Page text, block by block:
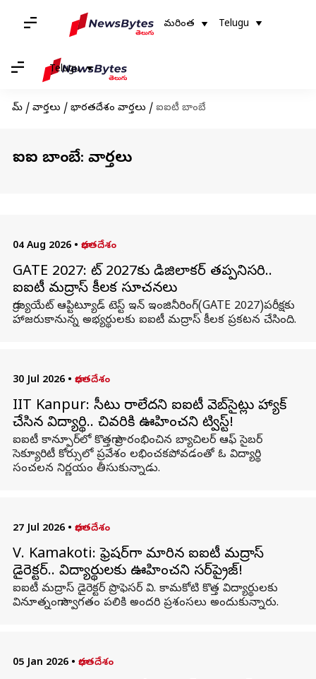
మరింత Telugu
Telugu
హోమ్ / వార్తలు / భారతదేశం వార్తలు / ఐఐటీ బాంబే
ఐఐటీ బాంబే: వార్తలు
04 Aug 2026 • భారతదేశం
GATE 2027: గేట్‌ 2027కు డిజిలాకర్‌ తప్పనిసరి..
ఐఐటీ మద్రాస్‌ కీలక సూచనలు
గ్రాడ్యుయేట్‌ ఆప్టిట్యూడ్‌ టెస్ట్‌ ఇన్‌ ఇంజినీరింగ్‌(GATE 2027)పరీక్షకు
హాజరుకానున్న అభ్యర్థులకు ఐఐటీ మద్రాస్‌ కీలక ప్రకటన చేసింది.
30 Jul 2026 • భారతదేశం
IIT Kanpur: సీటు రాలేదని ఐఐటీ వెబ్‌సైట్లు హ్యాక్
చేసిన విద్యార్థి.. చివరికి ఊహించని ట్విస్ట్!
ఐఐటీ కాన్పూర్‌లో కొత్తగా ప్రారంభించిన బ్యాచిలర్ ఆఫ్ సైబర్
సెక్యూరిటీ కోర్సులో ప్రవేశం లభించకపోవడంతో ఓ విద్యార్థి
సంచలన నిర్ణయం తీసుకున్నాడు.
27 Jul 2026 • భారతదేశం
V. Kamakoti: ఫ్రెషర్‌గా మారిన ఐఐటీ మద్రాస్
డైరెక్టర్.. విద్యార్థులకు ఊహించని సర్‌ప్రైజ్!
ఐఐటీ మద్రాస్ డైరెక్టర్ ప్రొఫెసర్ వి. కామకోటి కొత్త విద్యార్థులకు
వినూత్నంగా స్వాగతం పలికి అందరి ప్రశంసలు అందుకున్నారు.
05 Jan 2026 • భారతదేశం